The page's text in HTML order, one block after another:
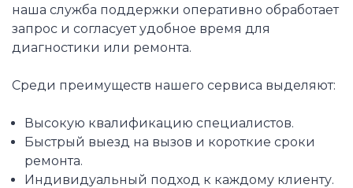
наша служба поддержки оперативно обработает
запрос и согласует удобное время для
диагностики или ремонта.
Среди преимуществ нашего сервиса выделяют:
Высокую квалификацию специалистов.
Быстрый выезд на вызов и короткие сроки
ремонта.
Индивидуальный подход к каждому клиенту.